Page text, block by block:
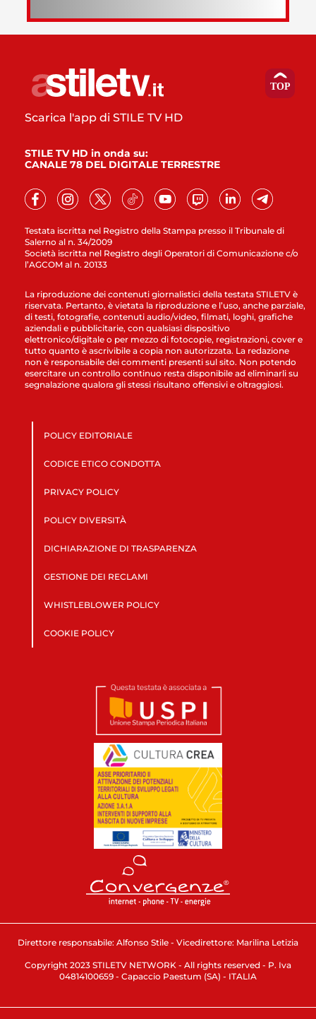
Testata iscritta nel Registro della Stampa presso il Tribunale di
Salerno al n. 34/2009
Società iscritta nel Registro degli Operatori di Comunicazione c/o
l’AGCOM al n. 20133
Scarica l'app di STILE TV HD
STILE TV HD in onda su:
CANALE 78 DEL DIGITALE TERRESTRE
La riproduzione dei contenuti giornalistici della testata STILETV è
riservata. Pertanto, è vietata la riproduzione e l’uso, anche parziale,
di testi, fotografie, contenuti audio/video, filmati, loghi, grafiche
aziendali e pubblicitarie, con qualsiasi dispositivo
elettronico/digitale o per mezzo di fotocopie, registrazioni, cover e
tutto quanto è ascrivibile a copia non autorizzata. La redazione
non è responsabile dei commenti presenti sul sito. Non potendo
esercitare un controllo continuo resta disponibile ad eliminarli su
segnalazione qualora gli stessi risultano offensivi e oltraggiosi.
POLICY EDITORIALE
CODICE ETICO CONDOTTA
PRIVACY POLICY
POLICY DIVERSITÀ
DICHIARAZIONE DI TRASPARENZA
GESTIONE DEI RECLAMI
WHISTLEBLOWER POLICY
COOKIE POLICY
Direttore responsabile: Alfonso Stile - Vicedirettore: Marilina Letizia
Copyright 2023 STILETV NETWORK - All rights reserved - P. Iva
04814100659 - Capaccio Paestum (SA) - ITALIA